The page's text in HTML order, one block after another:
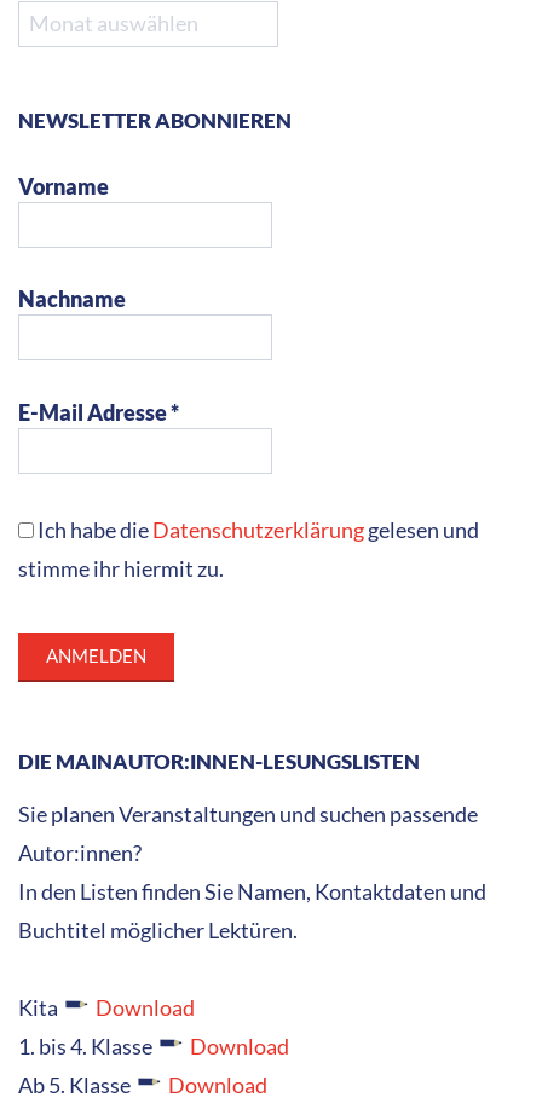
Archiv
NEWSLETTER ABONNIEREN
Vorname
Nachname
E-Mail Adresse *
Ich habe dieDatenschutzerklärunggelesen und
stimme ihr hiermit zu.
DIE MAINAUTOR:INNEN-LESUNGSLISTEN
Sie planen Veranstaltungen und suchen passende
Autor:innen?
In den Listen finden Sie Namen, Kontaktdaten und
Buchtitel möglicher Lektüren.
Kita
Download
1. bis 4. Klasse
Download
Ab 5. Klasse
Download